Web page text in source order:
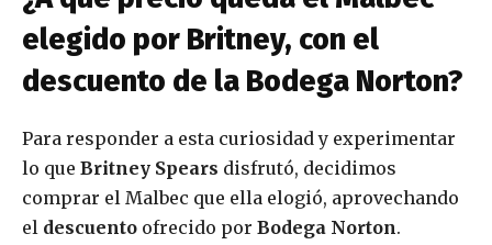
elegido por Britney, con el
descuento de la Bodega Norton?
Para responder a esta curiosidad y experimentar
lo que Britney Spears disfrutó, decidimos
comprar el Malbec que ella elogió, aprovechando
el descuento ofrecido por Bodega Norton.